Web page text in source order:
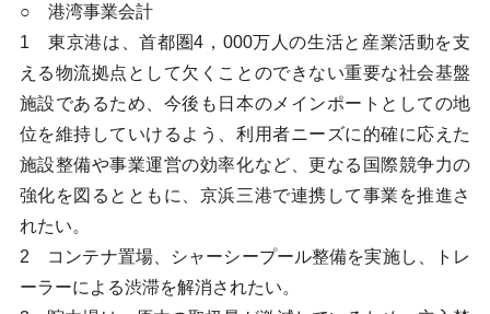
○ 港湾事業会計
1 東京港は、首都圏4，000万人の生活と産業活動を支
える物流拠点として欠くことのできない重要な社会基盤
施設であるため、今後も日本のメインポートとしての地
位を維持していけるよう、利用者ニーズに的確に応えた
施設整備や事業運営の効率化など、更なる国際競争力の
強化を図るとともに、京浜三港で連携して事業を推進さ
れたい。
2 コンテナ置場、シャーシープール整備を実施し、トレ
ーラーによる渋滞を解消されたい。